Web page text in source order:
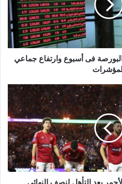
البورصة فى أسبوع وارتفاع جماعي
بعد التأهل لنصف النهائي